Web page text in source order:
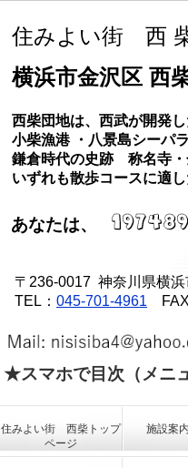
住みよい街 西
横浜市金沢区 西
西柴団地は、西武が開発
小柴漁港 ・八景島シーパ
鎌倉時代の史跡 称名寺・
いずれも散歩コースに適
あなたは、
〒236-0017 神奈川県横
TEL： 045-701-4961 FAX
★スマホで目次（メニ
住みよい街 西柴トップ
ページ
施設案